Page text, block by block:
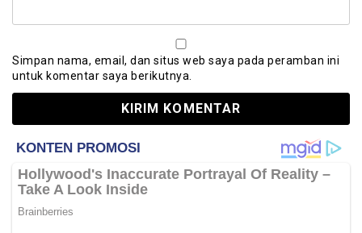
Simpan nama, email, dan situs web saya pada peramban ini
untuk komentar saya berikutnya.